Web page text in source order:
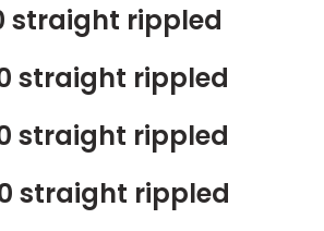
straight rippled
straight rippled
straight rippled
straight rippled